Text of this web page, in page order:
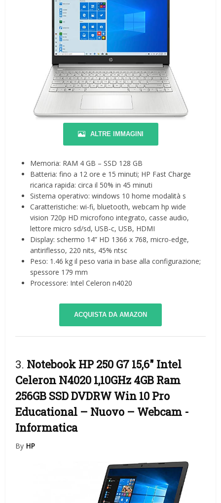
ALTRE IMMAGINI
Memoria: RAM 4 GB – SSD 128 GB
Batteria: fino a 12 ore e 15 minuti; HP Fast Charge
ricarica rapida: circa il 50% in 45 minuti
Sistema operativo: windows 10 home modalità s
Caratteristiche: wi-fi, bluetooth, webcam hp wide
vision 720p HD microfono integrato, casse audio,
lettore micro sd/sd, USB-c, USB, HDMI
Display: schermo 14” HD 1366 x 768, micro-edge,
antiriflesso, 220 nits, 45% ntsc
Peso: 1.46 kg il peso varia in base alla configurazione;
spessore 179 mm
Processore: Intel Celeron n4020
ACQUISTA DA AMAZON
3. Notebook HP 250 G7 15,6″ Intel
Celeron N4020 1,10GHz 4GB Ram
256GB SSD DVDRW Win 10 Pro
Educational – Nuovo – Webcam -
Informatica
By HP